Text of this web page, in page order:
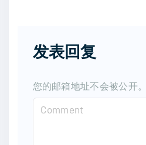
发表回复
您的邮箱地址不会被公开。